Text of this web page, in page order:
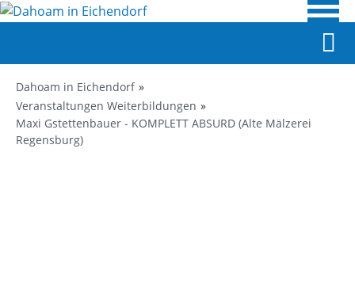
Dahoam in Eichendorf
Veranstaltungen Weiterbildungen
Maxi Gstettenbauer - KOMPLETT ABSURD (Alte Mälzerei
Regensburg)